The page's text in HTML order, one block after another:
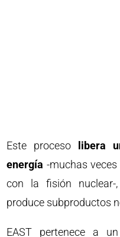
Este proceso
libera
energía -muchas
con la fisión
produce subproductos
EAST pertenece a